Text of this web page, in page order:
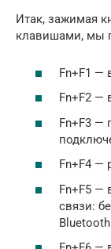
Итак, зажимая
клавишами, мы
Fn+F1 —
Fn+F2 —
Fn+F3 —
Fn+F4 —
Fn+F5 —
связи: